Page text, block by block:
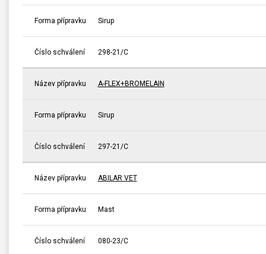
Forma přípravku Sirup
Číslo schválení 298-21/C
Název přípravku A-FLEX+BROMELAIN
Forma přípravku Sirup
Číslo schválení 297-21/C
Název přípravku ABILAR VET
Forma přípravku Mast
Číslo schválení 080-23/C